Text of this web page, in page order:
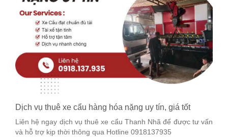
Dịch vụ thuê xe cẩu hàng hóa nặng uy tín, giá tốt
Liên hệ ngay dịch vụ thuê xe cẩu Thanh Nhã để được tư vấn
và hỗ trợ kịp thời thông qua Hotline 0918137935